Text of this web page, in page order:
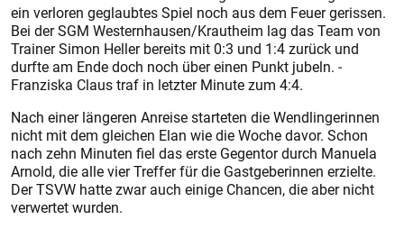
ein ­verloren geglaubtes Spiel noch aus dem Feuer gerissen.
Bei der SGM Westernhausen/Krautheim lag das Team von
Trainer Simon Heller bereits mit 0:3 und 1:4 zurück und
durfte am Ende doch noch über ­einen Punkt jubeln. ­
Franziska Claus traf in letzter ­Minute zum 4:4.
Nach einer längeren Anreise starteten die Wendlingerinnen
nicht mit dem gleichen Elan wie die Woche davor. Schon
nach zehn Minuten fiel das erste Gegen­tor durch Manuela
Arnold, die alle vier Treffer für die Gastgeberinnen erzielte.
Der TSVW ­hatte zwar auch einige Chancen, die aber nicht
verwertet wurden.